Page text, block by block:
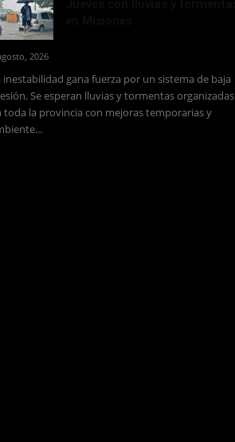
2026
inestabilidad gana fuerza por un sistema de baja
Se esperan lluvias y tormentas organizadas
toda la provincia con mejoras temporarias y